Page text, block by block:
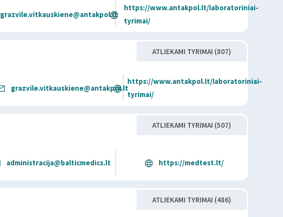
grazvile.vitkauskiene@antakpol.lt
https://www.antakpol.lt/laboratoriniai-
tyrimai/
ATLIEKAMI TYRIMAI (807)
grazvile.vitkauskiene@antakpol.lt
https://www.antakpol.lt/laboratoriniai-
tyrimai/
ATLIEKAMI TYRIMAI (507)
administracija@balticmedics.lt https://medtest.lt/
ATLIEKAMI TYRIMAI (486)